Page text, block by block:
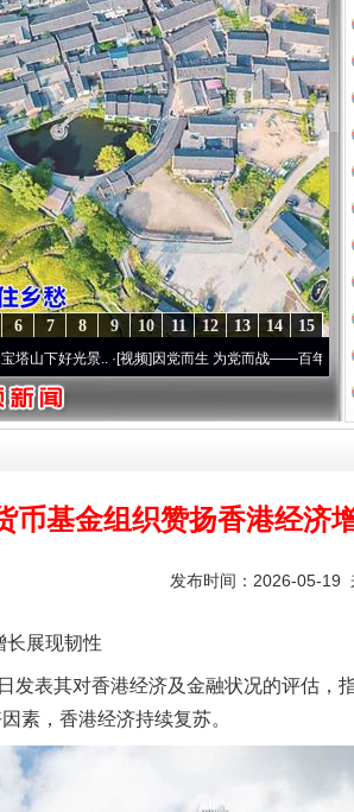
15
14
13
12
11
10
9
8
7
6
景..·[视频]因党而生 为党而战——百年“纪”事⑧加强纪
币基金组织赞扬香港经济
发布时间：2026-05-19
展现韧性
表其对香港经济及金融状况的评估，
素，香港经济持续复苏。